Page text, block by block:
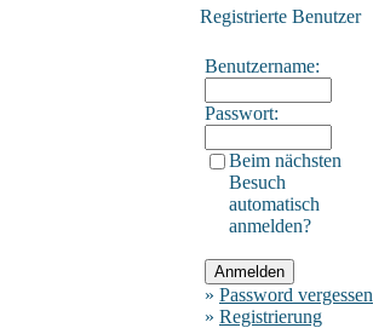
Registrierte Benutzer
Benutzername:
Passwort:
Beim nächsten
Besuch
automatisch
anmelden?
» Password vergessen
» Registrierung